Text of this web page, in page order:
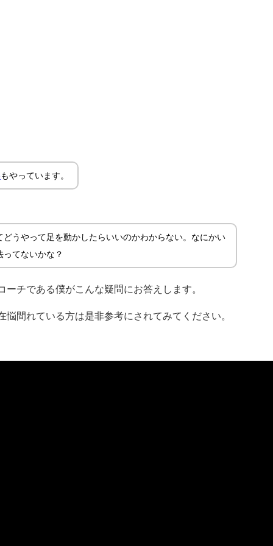
もやっています。
どうやって足を動かしたらいいのかわからない。なにかい
ってないかな？
チである僕がこんな疑問にお答えします。
間れている方は是非参考にされてみてください。